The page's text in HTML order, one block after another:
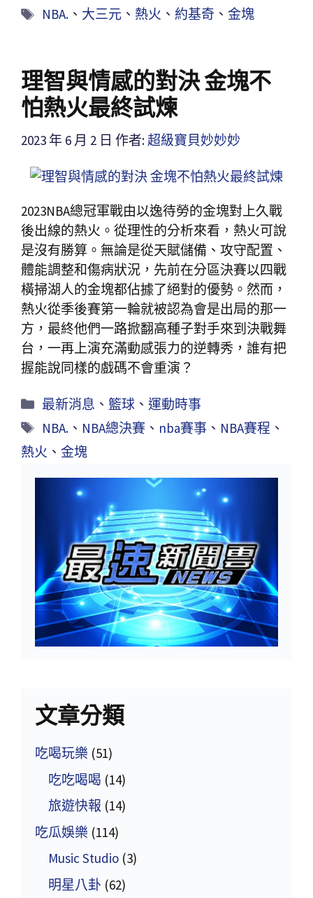
NBA. 、 大三元 、 熱火 、 約基奇 、金塊
理智與情感的對決 金塊不
怕熱火最終試煉
2023 年 6 月 2 日 作者: 超級寶貝妙妙妙
2023NBA總冠軍戰由以逸待勞的金塊對上久戰
後出線的熱火。從理性的分析來看，熱火可說
是沒有勝算。無論是從天賦儲備、攻守配置、
體能調整和傷病狀況，先前在分區決賽以四戰
橫掃湖人的金塊都佔據了絕對的優勢。然而，
熱火從季後賽第一輪就被認為會是出局的那一
方，最終他們一路掀翻高種子對手來到決戰舞
台，一再上演充滿動感張力的逆轉秀，誰有把
握能說同樣的戲碼不會重演？
最新消息 、 籃球 、運動時事
NBA. 、 NBA總決賽 、 nba賽事 、 NBA賽程 、
熱火 、 金塊
文章分類
吃喝玩樂 (51)
吃吃喝喝 (14)
旅遊快報 (14)
吃瓜娛樂 (114)
Music Studio (3)
明星八卦 (62)